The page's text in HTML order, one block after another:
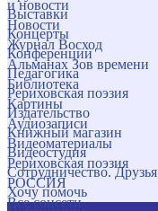
и новости
Новости
Журнал Восход
Альманах Зов времени
Библиотека
Картины
Аудиозаписи
Видеоматериалы
Рериховская поэзия
РОССИЯ
Все соцсети
Выставки
Концерты
Конференции
Педагогика
Рериховская поэзия
Издательство
Книжный магазин
Видеостудия
Сотрудничество. Друзья
Хочу помочь